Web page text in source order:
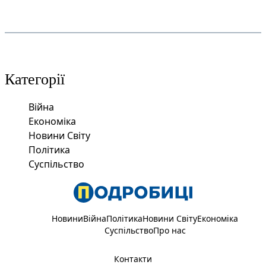
Категорії
Війна
Економіка
Новини Світу
Політика
Суспільство
НовиниВійнаПолітикаНовини СвітуЕкономіка
СуспільствоПро нас
Контакти